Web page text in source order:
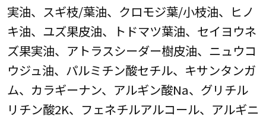
実油、スギ枝/葉油、クロモジ葉/小枝油、ヒノ
キ油、ユズ果皮油、トドマツ葉油、セイヨウネ
ズ果実油、アトラスシーダー樹皮油、ニュウコ
ウジュ油、パルミチン酸セチル、キサンタンガ
ム、カラギーナン、アルギン酸Na、グリチル
リチン酸2K、フェネチルアルコール、アルギニ